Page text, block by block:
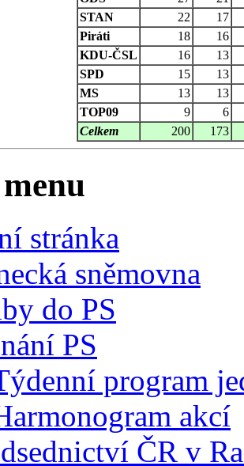
STAN
22
17
Piráti
18
16
KDU-ČSL
16
13
SPD
15
13
MS
13
13
TOP09
9
6
Celkem
200 173
stránka
sněmovna
do PS
PS
program
akcí
ČR v